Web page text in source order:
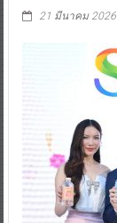
21 มีนาคม 2026